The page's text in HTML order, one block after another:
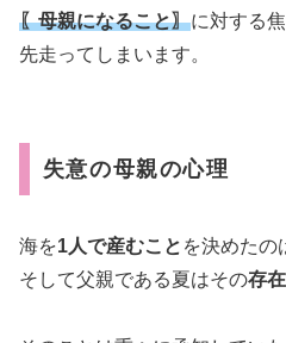
〖母親になること〗に対する
先走ってしまいます。
失意の母親の心理
海を1人で産むこと を決めたの
そして父親である夏はその存